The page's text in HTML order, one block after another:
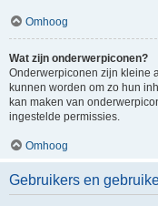
Omhoog
Wat zijn onderwerpiconen?
Onderwerpiconen zijn kleine
kunnen worden om zo hun
kan maken van
ingestelde permissies.
Omhoog
Gebruikers en